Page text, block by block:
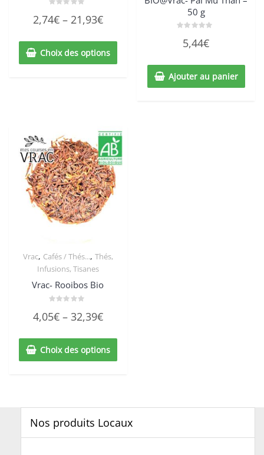
0
2,74€– 21,93€
Choix des options
50 g
sur
5,44€
Ajouter au panier
Vrac, Cafés / Thés..., Thés,
Infusions, Tisanes
Vrac- Rooibos Bio
0
4,05€– 32,39€
Choix des options
Nos produits Locaux